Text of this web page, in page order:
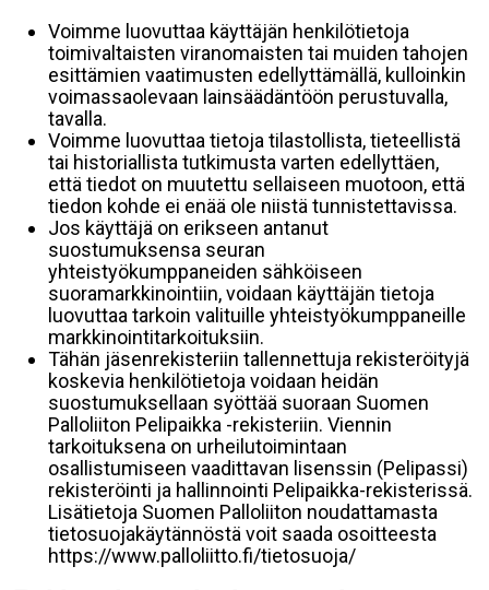
Voimme luovuttaa käyttäjän henkilötietoja
toimivaltaisten viranomaisten tai muiden tahojen
esittämien vaatimusten edellyttämällä, kulloinkin
voimassaolevaan lainsäädäntöön perustuvalla,
tavalla.
Voimme luovuttaa tietoja tilastollista, tieteellistä
tai historiallista tutkimusta varten edellyttäen,
että tiedot on muutettu sellaiseen muotoon, että
tiedon kohde ei enää ole niistä tunnistettavissa.
Jos käyttäjä on erikseen antanut
suostumuksensa seuran
yhteistyökumppaneiden sähköiseen
suoramarkkinointiin, voidaan käyttäjän tietoja
luovuttaa tarkoin valituille yhteistyökumppaneille
markkinointitarkoituksiin.
Tähän jäsenrekisteriin tallennettuja rekisteröityjä
koskevia henkilötietoja voidaan heidän
suostumuksellaan syöttää suoraan Suomen
Palloliiton Pelipaikka -rekisteriin. Viennin
tarkoituksena on urheilutoimintaan
osallistumiseen vaadittavan lisenssin (Pelipassi)
rekisteröinti ja hallinnointi Pelipaikka-rekisterissä.
Lisätietoja Suomen Palloliiton noudattamasta
tietosuojakäytännöstä voit saada osoitteesta
https://www.palloliitto.fi/tietosuoja/